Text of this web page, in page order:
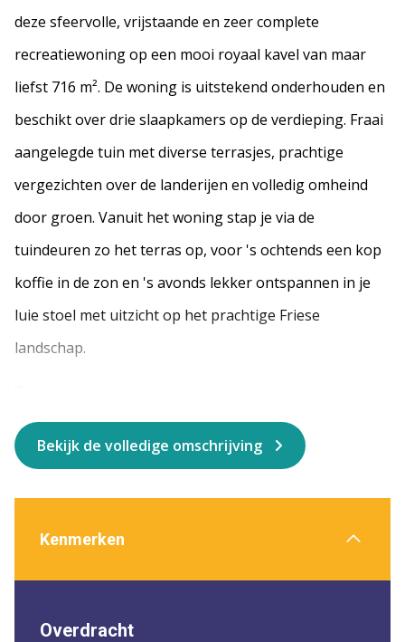
deze sfeervolle, vrijstaande en zeer complete
recreatiewoning op een mooi royaal kavel van maar
liefst 716 m². De woning is uitstekend onderhouden en
beschikt over drie slaapkamers op de verdieping. Fraai
aangelegde tuin met diverse terrasjes, prachtige
vergezichten over de landerijen en volledig omheind
door groen. Vanuit het woning stap je via de
tuindeuren zo het terras op, voor 's ochtends een kop
koffie in de zon en 's avonds lekker ontspannen in je
luie stoel met uitzicht op het prachtige Friese
landschap.
Bekijk de volledige omschrijving
Kenmerken
Overdracht